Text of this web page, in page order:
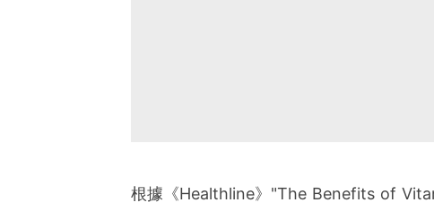
根據《Healthline》"The Benefits of